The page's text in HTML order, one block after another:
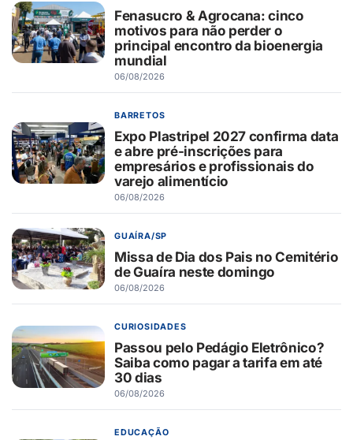
Fenasucro & Agrocana: cinco
motivos para não perder o
principal encontro da bioenergia
mundial
06/08/2026
BARRETOS
Expo Plastripel 2027 confirma data
e abre pré-inscrições para
empresários e profissionais do
varejo alimentício
06/08/2026
GUAÍRA/SP
Missa de Dia dos Pais no Cemitério
de Guaíra neste domingo
06/08/2026
CURIOSIDADES
Passou pelo Pedágio Eletrônico?
Saiba como pagar a tarifa em até
30 dias
06/08/2026
EDUCAÇÃO